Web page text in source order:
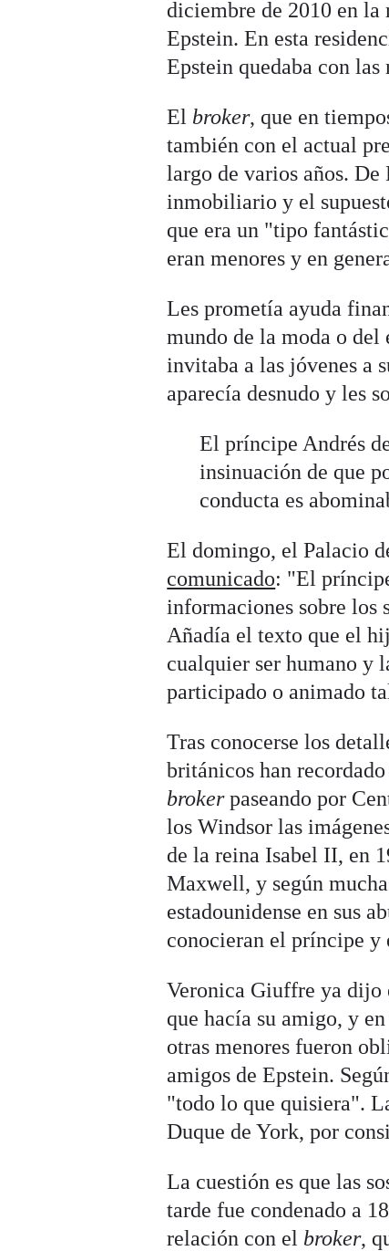
diciembre de 2010 en la
Epstein. En esta
Epstein quedaba con
El broker, que en
también con el actual
largo de varios años.
inmobiliario y el
que era un "tipo
eran menores y en
Les prometía ayuda
mundo de la moda o del
invitaba a las jóvenes a
aparecía desnudo y les
El príncipe Andrés
insinuación de que
conducta es
El domingo, el Palacio
comunicado: "El
informaciones sobre los
Añadía el texto que el
cualquier ser humano y
participado o animado
Tras conocerse los
británicos han
brokerpaseando por
los Windsor las
de la reina Isabel II, en
Maxwell, y según
estadounidense en sus
conocieran el príncipe y
Veronica Giuffre ya dijo
que hacía su amigo, y
otras menores fueron
amigos de Epstein.
"todo lo que quisiera".
Duque de York, por
La cuestión es que las
tarde fue condenado a
relación con el broker,